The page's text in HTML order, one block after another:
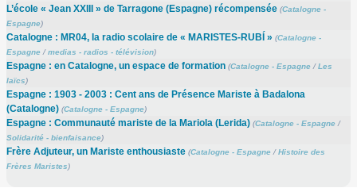
L’école « Jean XXIII » de Tarragone (Espagne) récompensée (Catalogne -
Espagne)
Catalogne : MR04, la radio scolaire de « MARISTES-RUBÍ » (Catalogne -
Espagne/medias - radios - télévision)
Espagne : en Catalogne, un espace de formation (Catalogne - Espagne/Les
laïcs)
Espagne : 1903 - 2003 : Cent ans de Présence Mariste à Badalona
(Catalogne) (Catalogne - Espagne)
Espagne : Communauté mariste de la Mariola (Lerida) (Catalogne - Espagne/
Solidarité - bienfaisance)
Frère Adjuteur, un Mariste enthousiaste (Catalogne - Espagne/Histoire des
Frères Maristes)